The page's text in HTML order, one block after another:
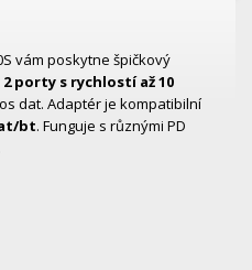
vám poskytne špičkový
2 porty s rychlostí až 10
dat. Adaptér je kompatibilní
at/bt. Funguje s různými PD